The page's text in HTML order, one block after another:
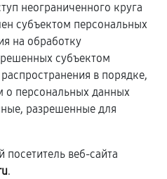
неограниченного круга
субъектом персональных
на обработку
субъектом
в порядке,
о персональных данных
разрешенные для
веб-сайта
.